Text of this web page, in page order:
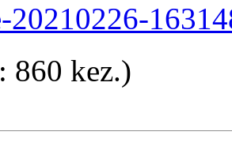
20210226-
860 kez.)